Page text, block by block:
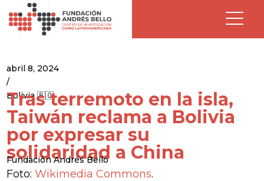
abril 8, 2024
/
Bolivia 🇧🇴
Tras terremoto en la isla,
Taiwán reclama a Bolivia
por expresar su
solidaridad a China
Fundación Andrés Bello
Foto:Wikimedia Commons.